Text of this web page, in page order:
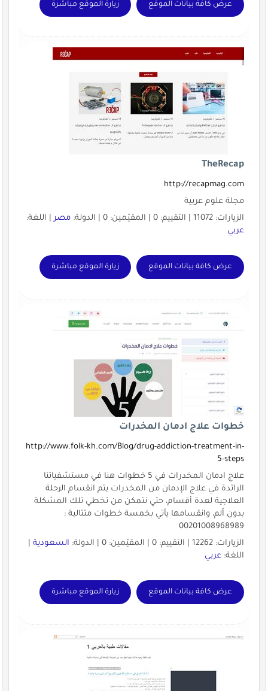
عرض كافة بيانات الموقع زيارة الموقع مباشرة
TheRecap
http://recapmag.com
مجلة علوم عربية
الزيارات: 11072 | التقييم: 0 | المقيّمين: 0 | الدولة:
مصر| اللغة:
عربي
عرض كافة بيانات الموقع زيارة الموقع مباشرة
خطوات علاج ادمان المخدرات
http://www.folk-kh.com/Blog/drug-addiction-treatment-in-
5-steps
علاج ادمان المخدرات في 5 خطوات هنا في مستشفياتنا
الرائدة في علاج الإدمان من المخدرات يتم انقسام الرحلة
العلاجية لعدة أقسام، حتي نتمكن من تخطي تلك المشكلة
بدون اًلم، وانقسامها يأتي بخمسة خطوات متتالية :
00201008968989
الزيارات: 12262 | التقييم: 0 | المقيّمين: 0 | الدولة:
السعودية|
اللغة: عربي
عرض كافة بيانات الموقع زيارة الموقع مباشرة